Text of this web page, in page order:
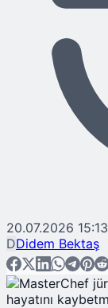
20.07.2026 15:13
DDidem Bektaş